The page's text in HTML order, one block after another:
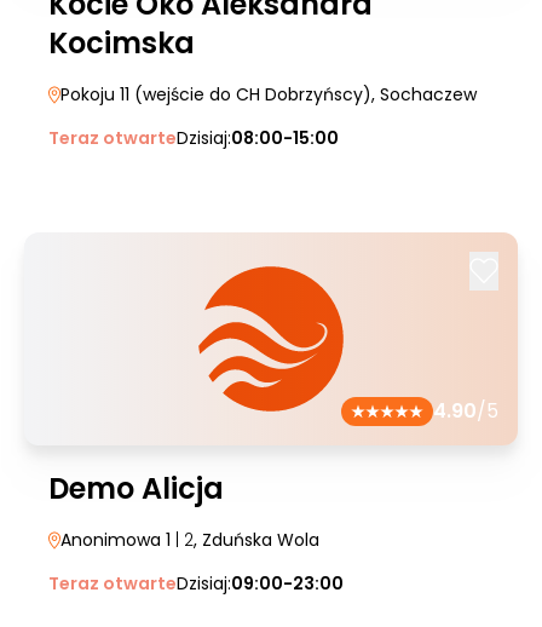
Kocimska
Pokoju 11 (wejście do CH Dobrzyńscy), Sochaczew
Teraz otwarteDzisiaj:08:00-15:00
4.90/5
Demo Alicja
Anonimowa 1 | 2, Zduńska Wola
Teraz otwarteDzisiaj:09:00-23:00